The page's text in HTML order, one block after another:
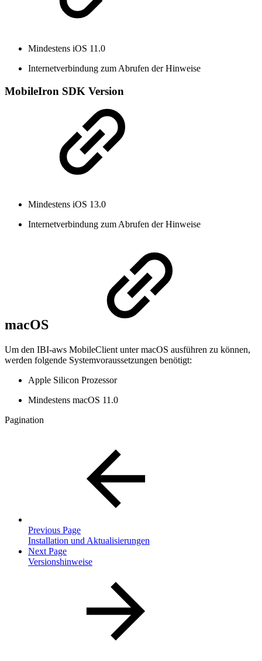
Mindestens iOS 11.0
Internetverbindung zum Abrufen der Hinweise
MobileIron SDK Version
Mindestens iOS 13.0
Internetverbindung zum Abrufen der Hinweise
macOS
Um den IBI-aws MobileClient unter macOS ausführen zu können,
werden folgende Systemvoraussetzungen benötigt:
Apple Silicon Prozessor
Mindestens macOS 11.0
Pagination
Previous Page
Installation und Aktualisierungen
Next Page
Versionshinweise